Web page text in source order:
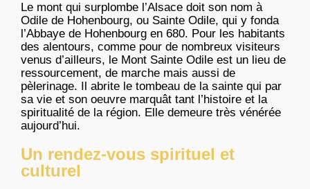
Le mont qui surplombe l’Alsace doit son nom à
Odile de Hohenbourg, ou Sainte Odile, qui y fonda
l’Abbaye de Hohenbourg en 680. Pour les habitants
des alentours, comme pour de nombreux visiteurs
venus d’ailleurs, le Mont Sainte Odile est un lieu de
ressourcement, de marche mais aussi de
pèlerinage. Il abrite le tombeau de la sainte qui par
sa vie et son oeuvre marquât tant l’histoire et la
spiritualité de la région. Elle demeure très vénérée
aujourd’hui.
Un rendez-vous spirituel et
culturel